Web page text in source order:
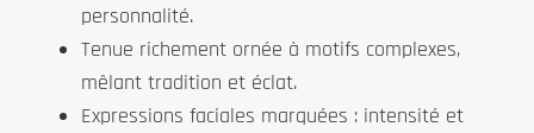
personnalité.
Tenue richement ornée à motifs complexes,
mêlant tradition et éclat.
Expressions faciales marquées : intensité et